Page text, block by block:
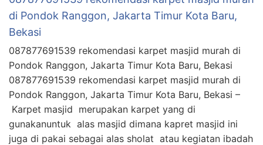
di Pondok Ranggon, Jakarta Timur Kota Baru,
Bekasi
087877691539 rekomendasi karpet masjid murah di
Pondok Ranggon, Jakarta Timur Kota Baru, Bekasi
087877691539 rekomendasi karpet masjid murah di
Pondok Ranggon, Jakarta Timur Kota Baru, Bekasi –
Karpet masjid merupakan karpet yang di
gunakanuntuk alas masjid dimana kapret masjid ini
juga di pakai sebagai alas sholat atau kegiatan ibadah